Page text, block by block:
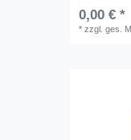
0,00 € *
*zzgl. ges.